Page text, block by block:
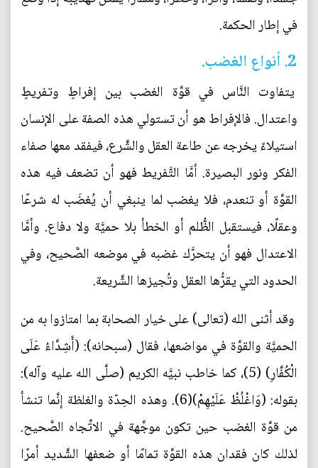
في إطار الحكمة.
2. أنواع الغضب.
يتفاوت النَّاس في قوَّة الغضب بين إفراطٍ وتفريطٍ
واعتدال. فالإفراط هو أن تستولي هذه الصفة على الإنسان
استيلاءً يخرجه عن طاعة العقل والشَّرع، فيفقد معها صفاء
الفكر ونور البصيرة. أمَّا التَّفريط فهو أن تضعف فيه هذه
القوَّة أو تنعدم، فلا يغضب لما ينبغي أن يُغضَب له شرعًا
وعقلًا، فيستقبل الظُّلم أو الخطأ بلا حميَّة ولا دفاع. وأمَّا
الاعتدال فهو أن يتحرَّك غضبه في موضعه الصَّحيح، وفي
الحدود التي يقرُّها العقل وتُجيزها الشَّريعة.
وقد أثنى الله (تعالى) على خيار الصحابة بما امتازوا به من
الحميَّة والقوَّة في مواضعها، فقال (سبحانه): (أَشِدَّاءُ عَلَى
الْكُفَّارِ) (5)، كما خاطب نبيَّه الكريم (صلَّى الله عليه وآله):
بقوله: (وَاغْلُظْ عَلَيْهِمْ)(6). وهذه الحِدّة والغلظة إنَّما تنشأ
من قوَّة الغضب حين تكون موجَّهة في الاتِّجاه الصَّحيح.
لذلك كان فقدان هذه القوَّة تمامًا أو ضعفها الشَّديد أمرًا